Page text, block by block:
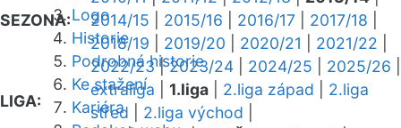
Logo
Historie
Podrobná historie
Ke stažení
Kariéra
SEZONA:
2014/15
2015/16 2016/17 2017/18
2018/19
2019/20 2020/21 2021/22
2022/23|2023/24 2024/25 2025/26
LIGA:
extraliga 1.liga 2.liga západ
2.liga
střed
2.liga východ